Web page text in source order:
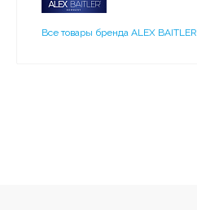
Все товары бренда ALEX BAITLER